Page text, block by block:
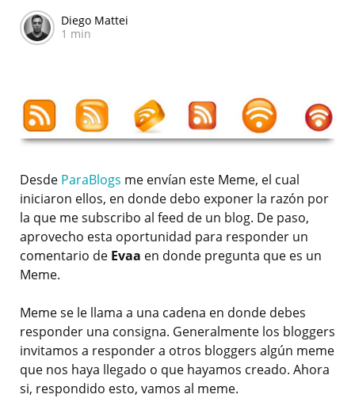
Diego Mattei
1 min
Desde ParaBlogs me envían este Meme, el cual
iniciaron ellos, en donde debo exponer la razón por
la que me subscribo al feed de un blog. De paso,
aprovecho esta oportunidad para responder un
comentario de Evaa en donde pregunta que es un
Meme.
Meme se le llama a una cadena en donde debes
responder una consigna. Generalmente los bloggers
invitamos a responder a otros bloggers algún meme
que nos haya llegado o que hayamos creado. Ahora
si, respondido esto, vamos al meme.